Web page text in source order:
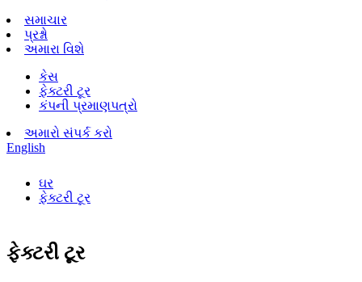
સમાચાર
પ્રશ્નો
અમારા વિશે
કેસ
ફેક્ટરી ટૂર
કંપની પ્રમાણપત્રો
અમારો સંપર્ક કરો
English
ઘર
ફેક્ટરી ટૂર
ફેક્ટરી ટૂર